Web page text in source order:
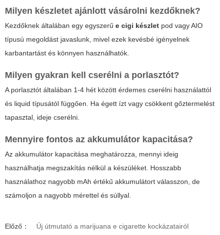
Milyen készletet ajánlott vásárolni kezdőknek?
Kezdőknek általában egy egyszerű e cigi készlet pod vagy AIO
típusú megoldást javaslunk, mivel ezek kevésbé igényelnek
karbantartást és könnyen használhatók.
Milyen gyakran kell cserélni a porlasztót?
A porlasztót általában 1-4 hét között érdemes cserélni használattól
és liquid típusától függően. Ha égett ízt vagy csökkent gőztermelést
tapasztal, ideje cserélni.
Mennyire fontos az akkumulátor kapacitása?
Az akkumulátor kapacitása meghatározza, mennyi ideig
használhatja megszakítás nélkül a készüléket. Hosszabb
használathoz nagyobb mAh értékű akkumulátort válasszon, de
számoljon a nagyobb mérettel és súllyal.
Előző：
Új útmutató a marijuana e cigarette kockázatairól